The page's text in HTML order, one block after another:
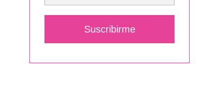
Suscribirme